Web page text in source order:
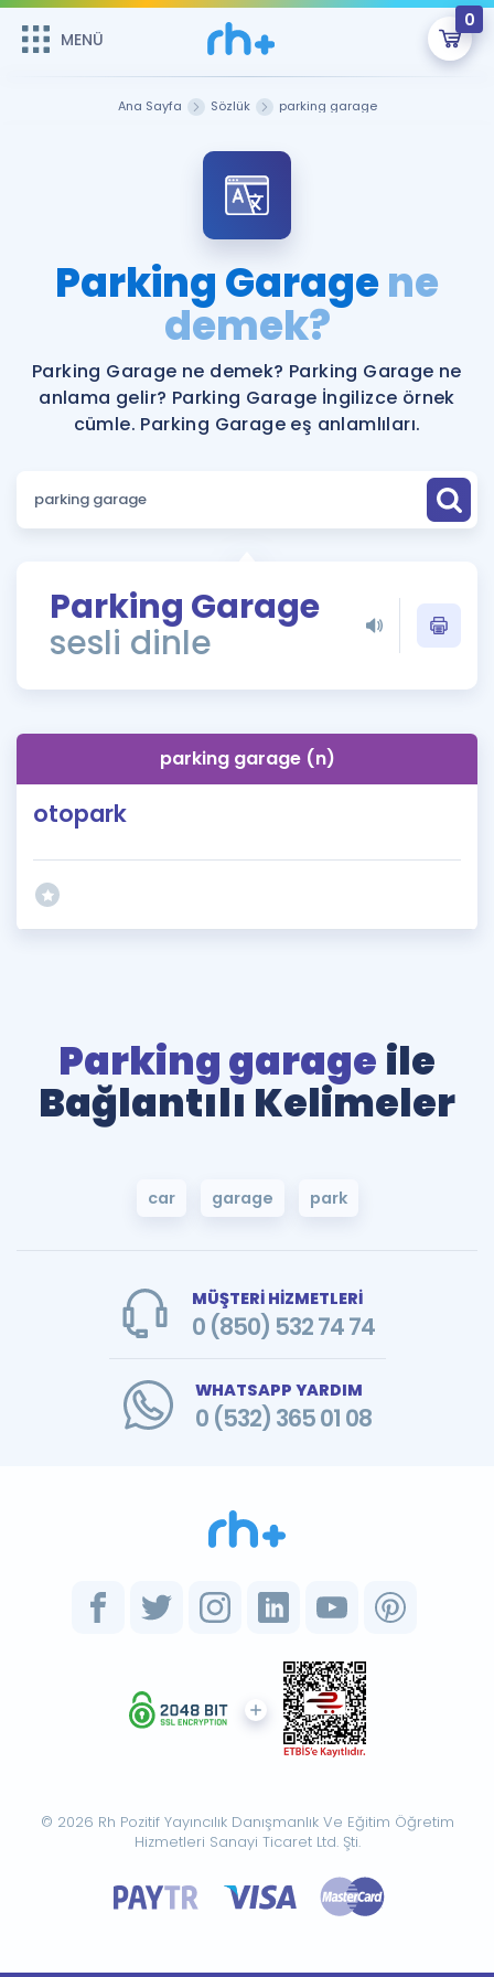
MENÜ
0
Şifremi Hatırlamıyorum
Sepetin Şu An Boş.
Remzi Hoca ile seni sınava hazırlayacak onlarca eğitim seni
bekliyor!
MENÜ
Katılımcı Görüşleri
Faydalı Araçlar
Ücretsiz Kaynaklar
Puan Hesaplama
ÖSYM Sınav Takvimi
Kampanyalar
İngilizce Gramer
İngilizce Gramer
Ana Sayfa Sözlük parking garage
Parking Garagene
demek?
Parking Garage ne demek? Parking Garage ne
anlama gelir? Parking Garage İngilizce örnek
cümle. Parking Garage eş anlamlıları.
Parking Garage
sesli dinle
parking garage (n)
otopark
Parking garage ile
Bağlantılı Kelimeler
car garage park
MÜŞTERİ HİZMETLERİ
0 (850) 532 74 74
WHATSAPP YARDIM
0 (532) 365 01 08
© 2026 Rh Pozitif Yayıncılık Danışmanlık Ve Eğitim Öğretim
Hizmetleri Sanayi Ticaret Ltd. Şti.